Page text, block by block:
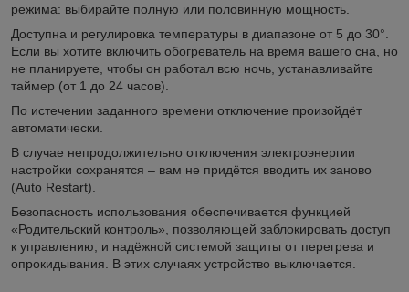
режима: выбирайте полную или половинную мощность.
Доступна и регулировка температуры в диапазоне от 5 до 30°.
Если вы хотите включить обогреватель на время вашего сна, но
не планируете, чтобы он работал всю ночь, устанавливайте
таймер (от 1 до 24 часов).
По истечении заданного времени отключение произойдёт
автоматически.
В случае непродолжительно отключения электроэнергии
настройки сохранятся – вам не придётся вводить их заново
(Auto Restart).
Безопасность использования обеспечивается функцией
«Родительский контроль», позволяющей заблокировать доступ
к управлению, и надёжной системой защиты от перегрева и
опрокидывания. В этих случаях устройство выключается.